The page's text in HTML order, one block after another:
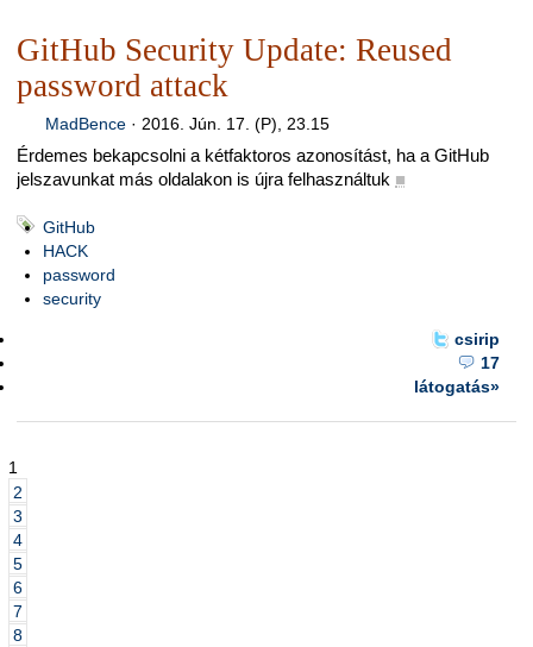
GitHub Security Update: Reused
password attack
MadBence· 2016. Jún. 17. (P), 23.15
Érdemes bekapcsolni a kétfaktoros azonosítást, ha a GitHub
jelszavunkat más oldalakon is újra felhasználtuk ■
GitHub
HACK
password
security
csirip
17
látogatás»
1
2
3
4
5
6
7
8